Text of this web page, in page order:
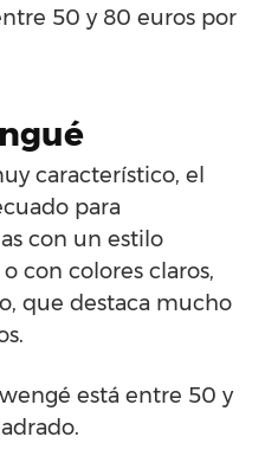
50 y 80 euros por
característico, el
para
con un estilo
con colores claros,
que destaca mucho
está entre 50 y